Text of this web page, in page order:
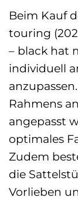
Beim Kauf
touring
– black hat
individuell
Rahmens
angepasst
optimales
Zudem
die
Vorlieben